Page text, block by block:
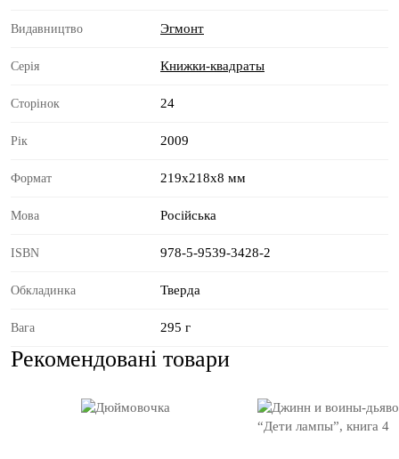
Видавництво Эгмонт
Серія Книжки-квадраты
Сторінок 24
Рік 2009
Формат 219x218x8 мм
Мова Російська
ISBN 978-5-9539-3428-2
Обкладинка Тверда
Вага 295 г
Рекомендовані товари